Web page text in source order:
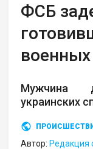
ФСБ
военных
Мужчина
украинских
Автор: Редакция